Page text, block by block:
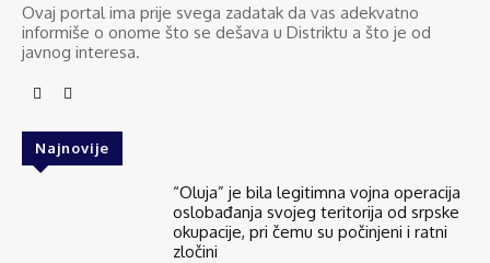
Ovaj portal ima prije svega zadatak da vas adekvatno
informiše o onome što se dešava u Distriktu a što je od
javnog interesa.
Najnovije
“Oluja” je bila legitimna vojna operacija
oslobađanja svojeg teritorija od srpske
okupacije, pri čemu su počinjeni i ratni
zločini